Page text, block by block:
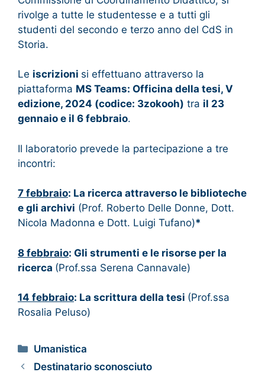
rivolge a tutte le studentesse e a tutti gli
studenti del secondo e terzo anno del CdS in
Storia.
Le iscrizioni si effettuano attraverso la
piattaforma MS Teams: Officina della tesi, V
edizione, 2024 (codice: 3zokooh) tra il 23
gennaio e il 6 febbraio.
Il laboratorio prevede la partecipazione a tre
incontri:
7 febbraio: La ricerca attraverso le biblioteche
e gli archivi (Prof. Roberto Delle Donne, Dott.
Nicola Madonna e Dott. Luigi Tufano)*
8 febbraio: Gli strumenti e le risorse per la
ricerca (Prof.ssa Serena Cannavale)
14 febbraio: La scrittura della tesi (Prof.ssa
Rosalia Peluso)
Umanistica
Destinatario sconosciuto